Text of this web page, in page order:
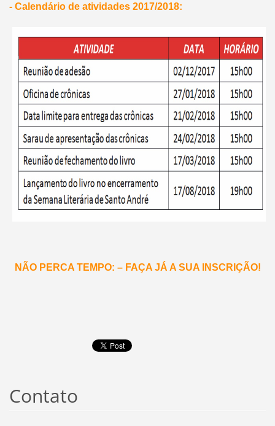
- Calendário de atividades 2017/2018:
NÃO PERCA TEMPO: – FAÇA JÁ A SUA INSCRIÇÃO!
Contato